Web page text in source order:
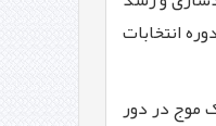
انتخابات
گرفت. ۵ موج در دور اول انتخابات و یک موج در دور